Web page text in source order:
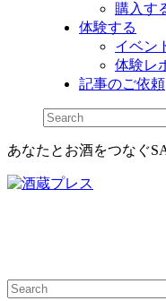
購入す
体験する
イベン
体験レ
記事のご依頼
あなたとお酒をつなぐ